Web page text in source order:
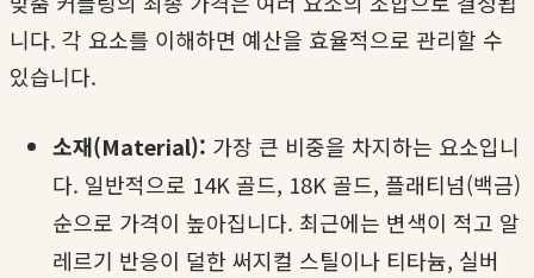
니다. 각 요소를 이해하면 예산을 효율적으로 관리할 수
있습니다.
소재(Material): 가장 큰 비중을 차지하는 요소입니
다. 일반적으로 14K 골드, 18K 골드, 플래티넘(백금)
순으로 가격이 높아집니다. 최근에는 변색이 적고 알
레르기 반응이 덜한 써지컬 스틸이나 티타늄, 실버